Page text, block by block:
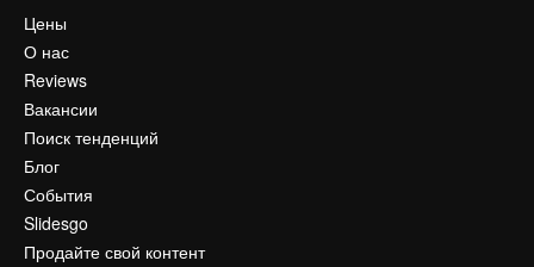
Цены
О нас
Reviews
Вакансии
Поиск тенденций
Блог
События
Slidesgo
Продайте свой контент